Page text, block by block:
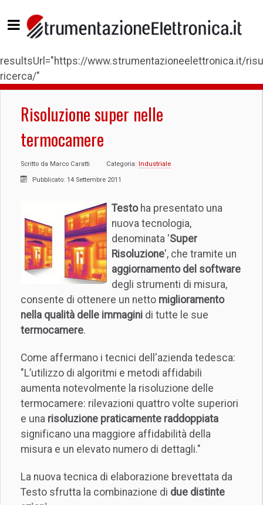
resultsUrl="https://www.strumentazioneelettronica.it/
ricerca/"
Risoluzione super nelle
termocamere
Scritto da Marco Caratti Categoria: Industriale
Pubblicato: 14 Settembre 2011
Testoha presentato una
nuova tecnologia,
denominata 'Super
Risoluzione', che tramite un
aggiornamento del software
degli strumenti di misura,
consente di ottenere un netto miglioramento
nella qualità delle immagini di tutte le sue
termocamere.
Come affermano i tecnici dell'azienda tedesca:
"L’utilizzo di algoritmi e metodi affidabili
aumenta notevolmente la risoluzione delle
termocamere: rilevazioni quattro volte superiori
e una risoluzione praticamente raddoppiata
significano una maggiore affidabilità della
misura e un elevato numero di dettagli."
La nuova tecnica di elaborazione brevettata da
Testo sfrutta la combinazione di due distinte